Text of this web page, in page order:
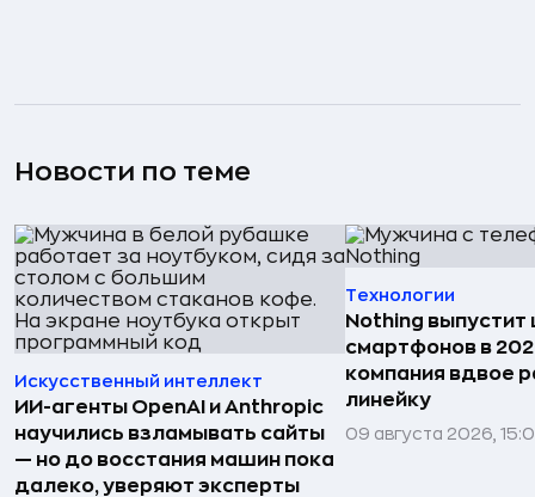
Новости по теме
Искусственный интеллект
ИИ-агенты OpenAI и Anthropic
научились взламывать сайты
— но до восстания машин пока
далеко, уверяют эксперты
Технологии
Nothing выпустит
смартфонов в
компания вдвое
линейку
09 августа 2026,